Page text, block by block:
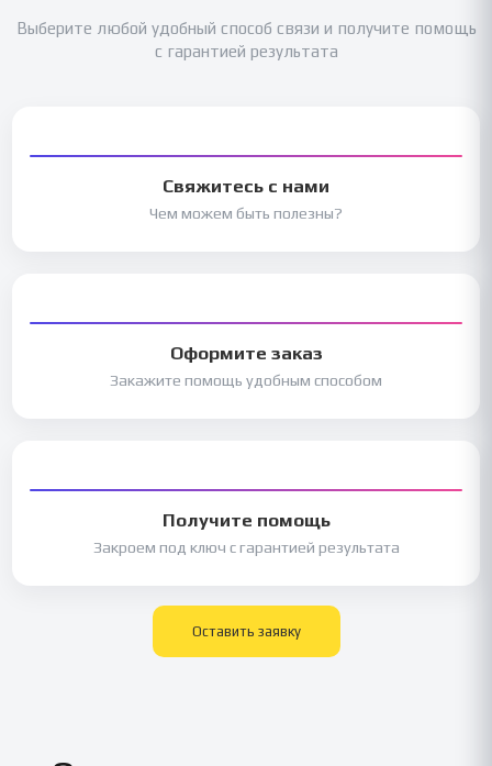
Выберите любой удобный способ связи и получите помощь
с гарантией результата
Свяжитесь с нами
Чем можем быть полезны?
Оформите заказ
Закажите помощь удобным способом
Получите помощь
Закроем под ключ с гарантией результата
Оставить заявку